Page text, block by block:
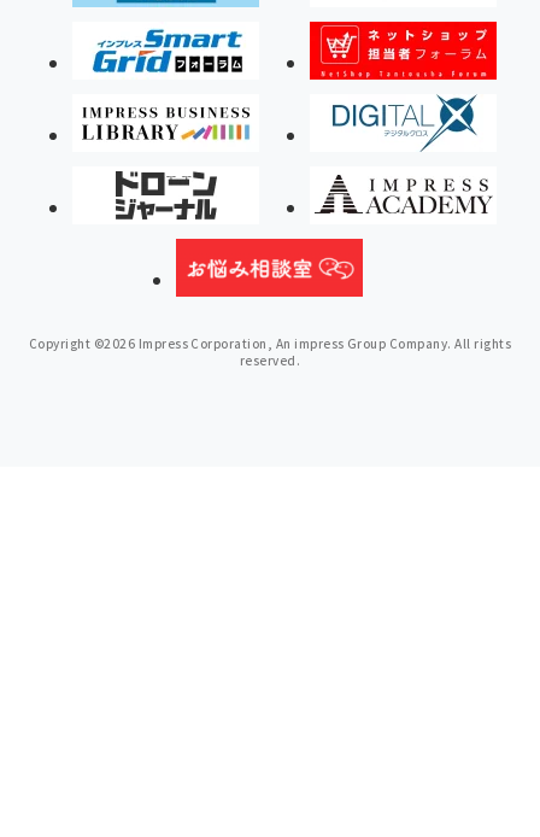
Copyright ©2026 Impress Corporation, An impress Group Company. All rights
reserved.